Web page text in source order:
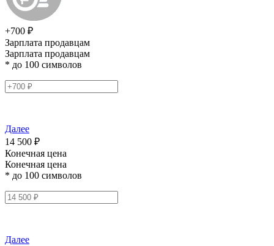
+700 ₽
Зарплата продавцам
Зарплата продавцам
* до 100 символов
Далее
14 500 ₽
Конечная цена
Конечная цена
* до 100 символов
Далее